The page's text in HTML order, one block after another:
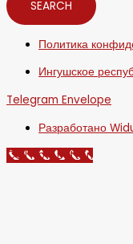
SEARCH
Политика
Ингушское
Telegram Envelope
Разработано
Call Now Button